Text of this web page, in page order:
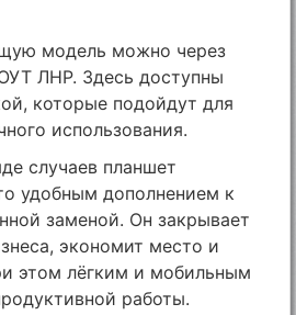
модель можно через
ЛНР. Здесь доступны
которые подойдут для
использования.
случаев планшет
удобным дополнением к
заменой. Он закрывает
экономит место и
этом лёгким и мобильным
работы.